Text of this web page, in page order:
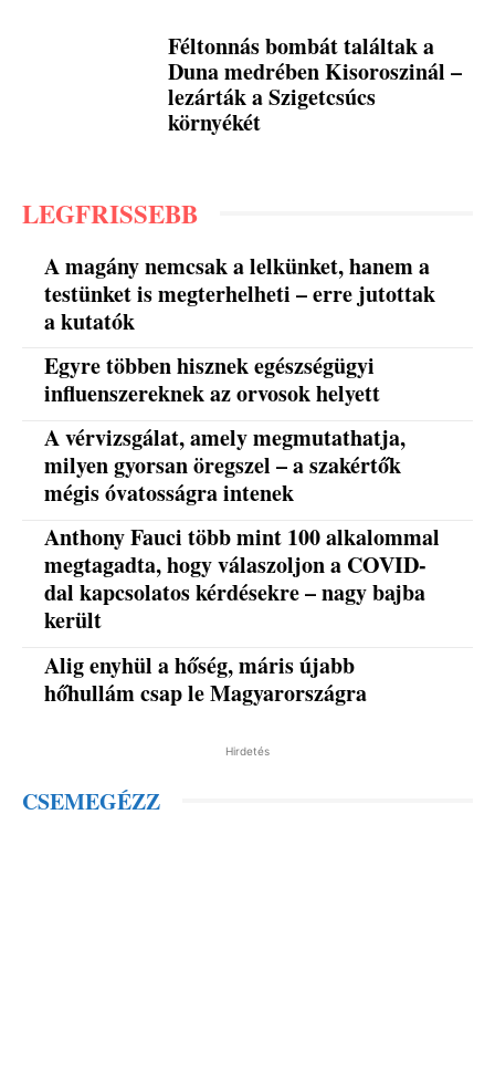
Féltonnás bombát találtak a
Duna medrében Kisoroszinál –
lezárták a Szigetcsúcs
környékét
LEGFRISSEBB
A magány nemcsak a lelkünket, hanem a
testünket is megterhelheti – erre jutottak
a kutatók
Egyre többen hisznek egészségügyi
influenszereknek az orvosok helyett
A vérvizsgálat, amely megmutathatja,
milyen gyorsan öregszel – a szakértők
mégis óvatosságra intenek
Anthony Fauci több mint 100 alkalommal
megtagadta, hogy válaszoljon a COVID-
dal kapcsolatos kérdésekre – nagy bajba
került
Alig enyhül a hőség, máris újabb
hőhullám csap le Magyarországra
Hirdetés
CSEMEGÉZZ